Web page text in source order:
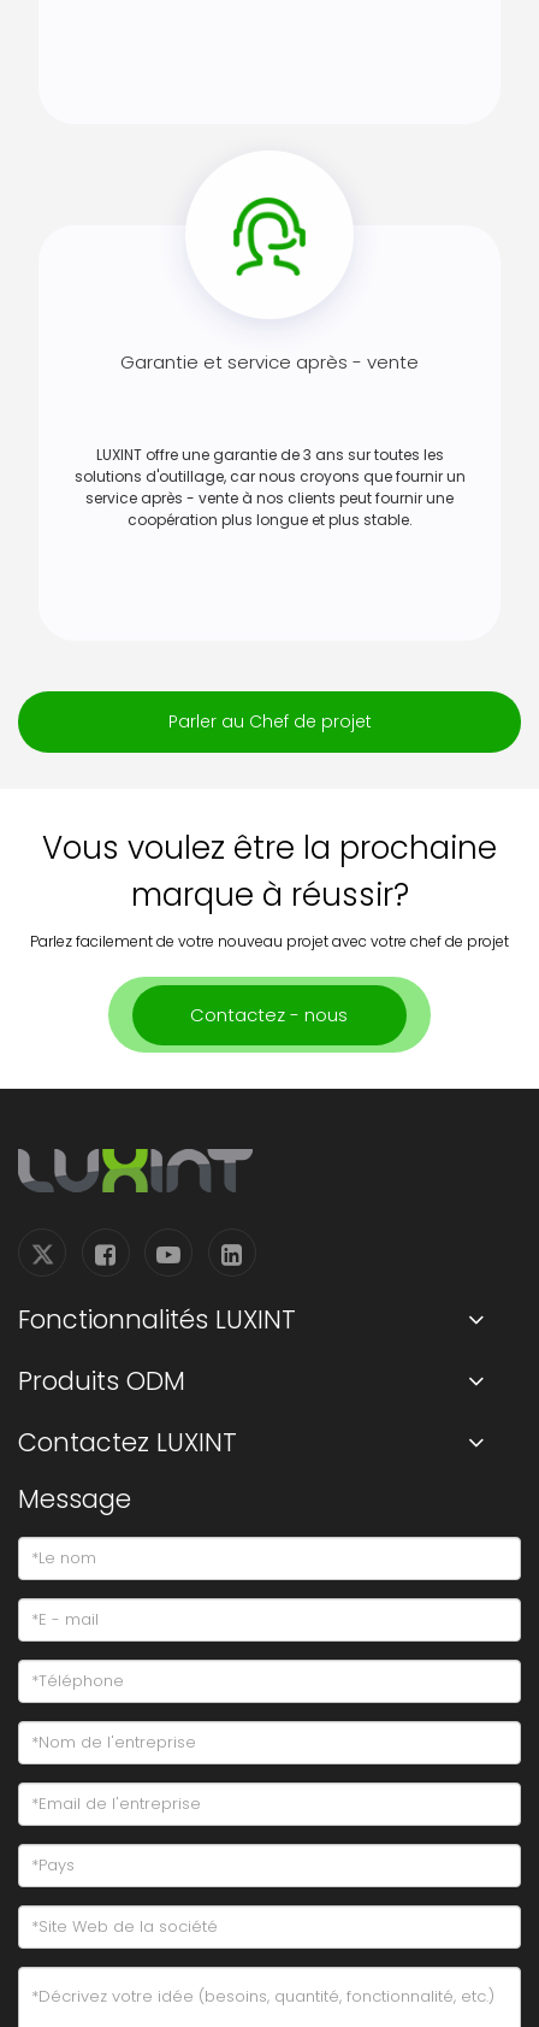
Garantie et service après - vente
LUXINT offre une garantie de 3 ans sur toutes les
solutions d'outillage, car nous croyons que fournir un
service après - vente à nos clients peut fournir une
coopération plus longue et plus stable.
Parler au Chef de projet
Vous voulez être la prochaine
marque à réussir?
Parlez facilement de votre nouveau projet avec votre chef de projet
Contactez - nous
Fonctionnalités LUXINT
Produits ODM
Contactez LUXINT
Message